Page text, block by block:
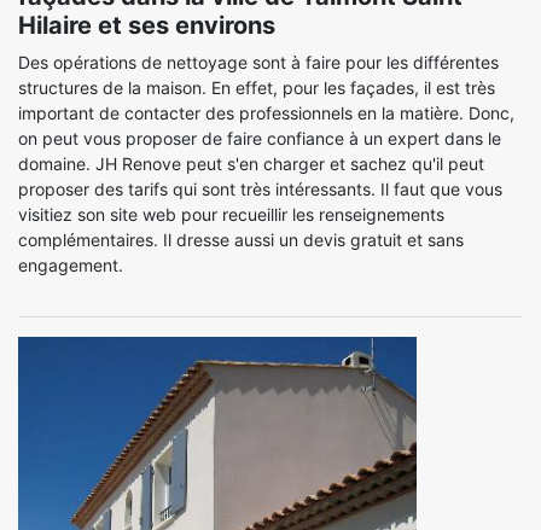
Hilaire et ses environs
Des opérations de nettoyage sont à faire pour les différentes
structures de la maison. En effet, pour les façades, il est très
important de contacter des professionnels en la matière. Donc,
on peut vous proposer de faire confiance à un expert dans le
domaine. JH Renove peut s'en charger et sachez qu'il peut
proposer des tarifs qui sont très intéressants. Il faut que vous
visitiez son site web pour recueillir les renseignements
complémentaires. Il dresse aussi un devis gratuit et sans
engagement.